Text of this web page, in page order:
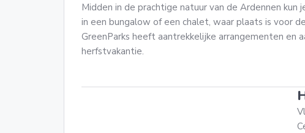
Midden in de prachtige natuur van de Ardennen kun
in een bungalow of een chalet, waar plaats is voor
GreenParks heeft aantrekkelijke arrangementen en
herfstvakantie.